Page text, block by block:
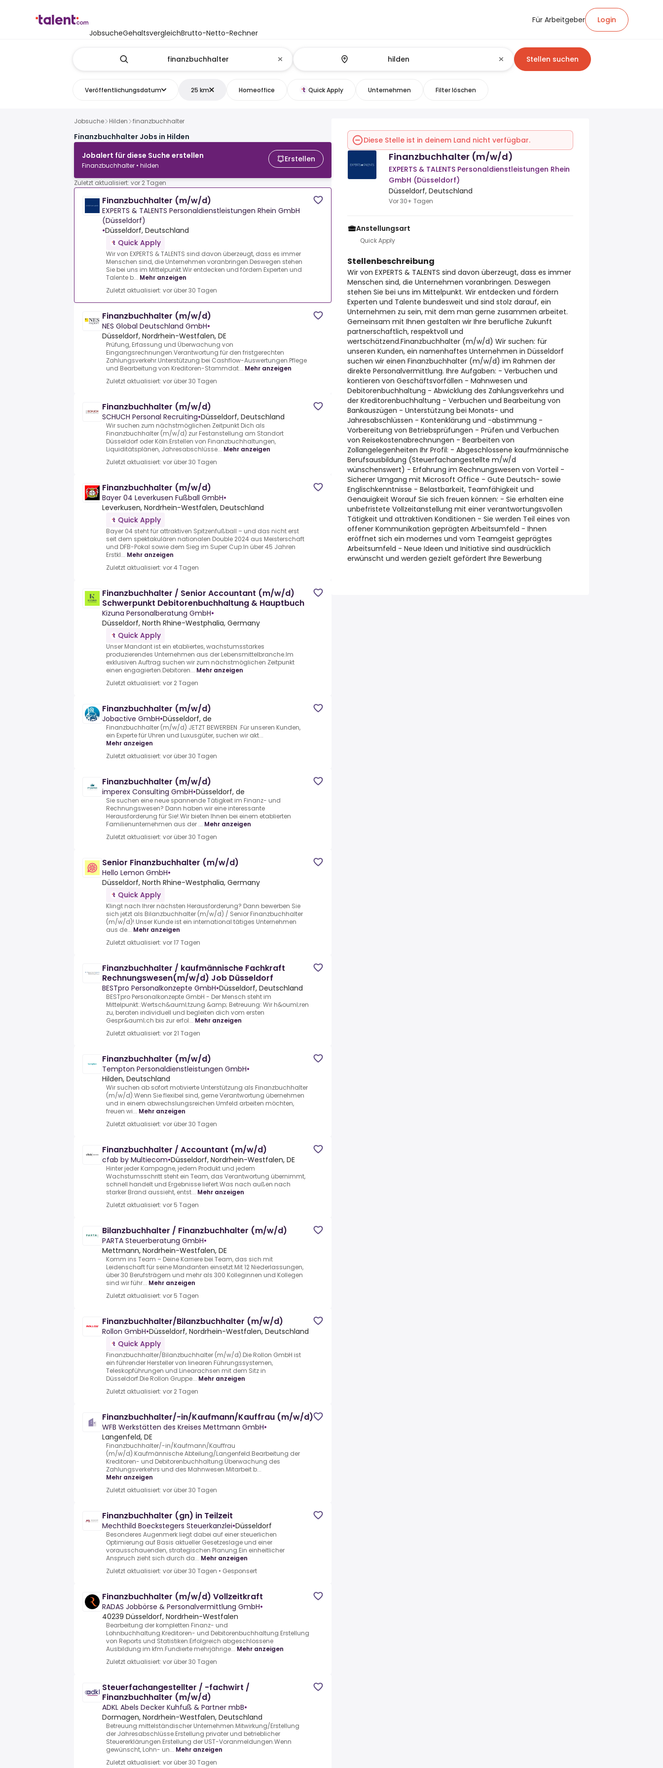
JobsucheGehaltsvergleichBrutto-Netto-Rechner
Für Arbeitgeber Login
Stellen suchen
Veröffentlichungsdatum 25 km Homeoffice Quick Apply Unternehmen Filter löschen
Jobsuche Hilden finanzbuchhalter
Finanzbuchhalter Jobs in Hilden
Jobalert für diese Suche erstellen
Finanzbuchhalter • hilden
Erstellen
Zuletzt aktualisiert: vor 2 Tagen
Finanzbuchhalter (m/w/d)
EXPERTS & TALENTS Personaldienstleistungen Rhein GmbH
(Düsseldorf)
•Düsseldorf, Deutschland
Quick Apply
Wir von EXPERTS & TALENTS sind davon überzeugt, dass es immer
Menschen sind, die Unternehmen voranbringen.Deswegen stehen
Sie bei uns im Mittelpunkt.Wir entdecken und fördern Experten und
Talente b... Mehr anzeigen
Zuletzt aktualisiert: vor über 30 Tagen
Finanzbuchhalter (m/w/d)
NES Global Deutschland GmbH•
Düsseldorf, Nordrhein-Westfalen, DE
Prüfung, Erfassung und Überwachung von
Eingangsrechnungen.Verantwortung für den fristgerechten
Zahlungsverkehr.Unterstützung bei Cashflow-Auswertungen.Pflege
und Bearbeitung von Kreditoren-Stammdat... Mehr anzeigen
Zuletzt aktualisiert: vor über 30 Tagen
Finanzbuchhalter (m/w/d)
SCHUCH Personal Recruiting•Düsseldorf, Deutschland
Wir suchen zum nächstmöglichen Zeitpunkt Dich als
Finanzbuchhalter (m/w/d) zur Festanstellung am Standort
Düsseldorf oder Köln.Erstellen von Finanzbuchhaltungen,
Liquiditätsplänen, Jahresabschlüsse... Mehr anzeigen
Zuletzt aktualisiert: vor über 30 Tagen
Finanzbuchhalter (m/w/d)
Bayer 04 Leverkusen Fußball GmbH•
Leverkusen, Nordrhein-Westfalen, Deutschland
Quick Apply
Bayer 04 steht für attraktiven Spitzenfußball – und das nicht erst
seit dem spektakulären nationalen Double 2024 aus Meisterschaft
und DFB-Pokal sowie dem Sieg im Super Cup.In über 45 Jahren
Erstkl... Mehr anzeigen
Zuletzt aktualisiert: vor 4 Tagen
Finanzbuchhalter / Senior Accountant (m/w/d)
Schwerpunkt Debitorenbuchhaltung & Hauptbuch
Kizuna Personalberatung GmbH•
Düsseldorf, North Rhine-Westphalia, Germany
Quick Apply
Unser Mandant ist ein etabliertes, wachstumsstarkes
produzierendes Unternehmen aus der Lebensmittelbranche.Im
exklusiven Auftrag suchen wir zum nächstmöglichen Zeitpunkt
einen engagierten.Debitoren... Mehr anzeigen
Zuletzt aktualisiert: vor 2 Tagen
Finanzbuchhalter (m/w/d)
Jobactive GmbH•Düsseldorf, de
Finanzbuchhalter (m/w/d) JETZT BEWERBEN .Für unseren Kunden,
ein Experte für Uhren und Luxusgüter, suchen wir akt...
Mehr anzeigen
Zuletzt aktualisiert: vor über 30 Tagen
Finanzbuchhalter (m/w/d)
imperex Consulting GmbH•Düsseldorf, de
Sie suchen eine neue spannende Tätigkeit im Finanz- und
Rechnungswesen? Dann haben wir eine interessante
Herausforderung für Sie!.Wir bieten Ihnen bei einem etablierten
Familienunternehmen aus der ... Mehr anzeigen
Zuletzt aktualisiert: vor über 30 Tagen
Senior Finanzbuchhalter (m/w/d)
Hello Lemon GmbH•
Düsseldorf, North Rhine-Westphalia, Germany
Quick Apply
Klingt nach Ihrer nächsten Herausforderung? Dann bewerben Sie
sich jetzt als Bilanzbuchhalter (m/w/d) / Senior Finanzbuchhalter
(m/w/d)!.Unser Kunde ist ein international tätiges Unternehmen
aus de... Mehr anzeigen
Zuletzt aktualisiert: vor 17 Tagen
Finanzbuchhalter / kaufmännische Fachkraft
Rechnungswesen(m/w/d) Job Düsseldorf
BESTpro Personalkonzepte GmbH•Düsseldorf, Deutschland
BESTpro Personalkonzepte GmbH - Der Mensch steht im
Mittelpunkt:.Wertsch&auml;tzung &amp; Betreuung: Wir h&ouml;ren
zu, beraten individuell und begleiten dich vom ersten
Gespr&auml;ch bis zur erfol... Mehr anzeigen
Zuletzt aktualisiert: vor 21 Tagen
Finanzbuchhalter (m/w/d)
Tempton Personaldienstleistungen GmbH•
Hilden, Deutschland
Wir suchen ab sofort motivierte Unterstützung als Finanzbuchhalter
(m/w/d).Wenn Sie flexibel sind, gerne Verantwortung übernehmen
und in einem abwechslungsreichen Umfeld arbeiten möchten,
freuen wi... Mehr anzeigen
Zuletzt aktualisiert: vor über 30 Tagen
Finanzbuchhalter / Accountant (m/w/d)
cfab by Multiecom•Düsseldorf, Nordrhein-Westfalen, DE
Hinter jeder Kampagne, jedem Produkt und jedem
Wachstumsschritt steht ein Team, das Verantwortung übernimmt,
schnell handelt und Ergebnisse liefert.Was nach außen nach
starker Brand aussieht, entst... Mehr anzeigen
Zuletzt aktualisiert: vor 5 Tagen
Bilanzbuchhalter / Finanzbuchhalter (m/w/d)
PARTA Steuerberatung GmbH•
Mettmann, Nordrhein-Westfalen, DE
Komm ins Team – Deine Karriere bei.Team, das sich mit
Leidenschaft für seine Mandanten einsetzt.Mit 12 Niederlassungen,
über 30 Berufsträgern und mehr als 300 Kolleginnen und Kollegen
sind wir führ... Mehr anzeigen
Zuletzt aktualisiert: vor 5 Tagen
Finanzbuchhalter/Bilanzbuchhalter (m/w/d)
Rollon GmbH•Düsseldorf, Nordrhein-Westfalen, Deutschland
Quick Apply
Finanzbuchhalter/Bilanzbuchhalter (m/w/d).Die Rollon GmbH ist
ein führender Hersteller von linearen Führungssystemen,
Teleskopführungen und Linearachsen mit dem Sitz in
Düsseldorf.Die Rollon Gruppe... Mehr anzeigen
Zuletzt aktualisiert: vor 2 Tagen
Finanzbuchhalter/-in/Kaufmann/Kauffrau (m/w/d)
WFB Werkstätten des Kreises Mettmann GmbH•
Langenfeld, DE
Finanzbuchhalter/-in/Kaufmann/Kauffrau
(m/w/d).Kaufmännische Abteilung/Langenfeld.Bearbeitung der
Kreditoren- und Debitorenbuchhaltung.Überwachung des
Zahlungsverkehrs und des Mahnwesen.Mitarbeit b...
Mehr anzeigen
Zuletzt aktualisiert: vor über 30 Tagen
Finanzbuchhalter (gn) in Teilzeit
Mechthild Boeckstegers Steuerkanzlei•Düsseldorf
Besonderes Augenmerk liegt dabei auf einer steuerlichen
Optimierung auf Basis aktueller Gesetzeslage und einer
vorausschauenden, strategischen Planung.Ein einheitlicher
Anspruch zieht sich durch da... Mehr anzeigen
Zuletzt aktualisiert: vor über 30 Tagen • Gesponsert
Finanzbuchhalter (m/w/d) Vollzeitkraft
RADAS Jobbörse & Personalvermittlung GmbH•
40239 Düsseldorf, Nordrhein-Westfalen
Bearbeitung der kompletten Finanz- und
Lohnbuchhaltung.Kreditoren- und Debitorenbuchhaltung.Erstellung
von Reports und Statistiken.Erfolgreich abgeschlossene
Ausbildung im kfm.Fundierte mehrjährige... Mehr anzeigen
Zuletzt aktualisiert: vor über 30 Tagen
Steuerfachangestellter / -fachwirt /
Finanzbuchhalter (m/w/d)
ADKL Abels Decker Kuhfuß & Partner mbB•
Dormagen, Nordrhein-Westfalen, Deutschland
Betreuung mittelständischer Unternehmen.Mitwirkung/Erstellung
der Jahresabschlüsse.Erstellung privater und betrieblicher
Steuererklärungen.Erstellung der UST-Voranmeldungen.Wenn
gewünscht, Lohn- un... Mehr anzeigen
Zuletzt aktualisiert: vor über 30 Tagen
Diese Stelle ist in deinem Land nicht verfügbar.
Finanzbuchhalter (m/w/d)
EXPERTS & TALENTS Personaldienstleistungen Rhein
GmbH (Düsseldorf)
Düsseldorf, Deutschland
Vor 30+ Tagen
Anstellungsart
Quick Apply
Stellenbeschreibung
Wir von EXPERTS & TALENTS sind davon überzeugt, dass es immer
Menschen sind, die Unternehmen voranbringen. Deswegen
stehen Sie bei uns im Mittelpunkt. Wir entdecken und fördern
Experten und Talente bundesweit und sind stolz darauf, ein
Unternehmen zu sein, mit dem man gerne zusammen arbeitet.
Gemeinsam mit Ihnen gestalten wir Ihre berufliche Zukunft
partnerschaftlich, respektvoll und
wertschätzend.Finanzbuchhalter (m/w/d) Wir suchen: für
unseren Kunden, ein namenhaftes Unternehmen in Düsseldorf
suchen wir einen Finanzbuchhalter (m/w/d) im Rahmen der
direkte Personalvermittlung. Ihre Aufgaben: - Verbuchen und
kontieren von Geschäftsvorfällen - Mahnwesen und
Debitorenbuchhaltung - Abwicklung des Zahlungsverkehrs und
der Kreditorenbuchhaltung - Verbuchen und Bearbeitung von
Bankauszügen - Unterstützung bei Monats- und
Jahresabschlüssen - Kontenklärung und -abstimmung -
Vorbereitung von Betriebsprüfungen - Prüfen und Verbuchen
von Reisekostenabrechnungen - Bearbeiten von
Zollangelegenheiten Ihr Profil: - Abgeschlossene kaufmännische
Berufsausbildung (Steuerfachangestellte m/w/d
wünschenswert) - Erfahrung im Rechnungswesen von Vorteil -
Sicherer Umgang mit Microsoft Office - Gute Deutsch- sowie
Englischkenntnisse - Belastbarkeit, Teamfähigkeit und
Genauigkeit Worauf Sie sich freuen können: - Sie erhalten eine
unbefristete Vollzeitanstellung mit einer verantwortungsvollen
Tätigkeit und attraktiven Konditionen - Sie werden Teil eines von
offener Kommunikation geprägten Arbeitsumfeld - Ihnen
eröffnet sich ein modernes und vom Teamgeist geprägtes
Arbeitsumfeld - Neue Ideen und Initiative sind ausdrücklich
erwünscht und werden gezielt gefördert Ihre Bewerbung